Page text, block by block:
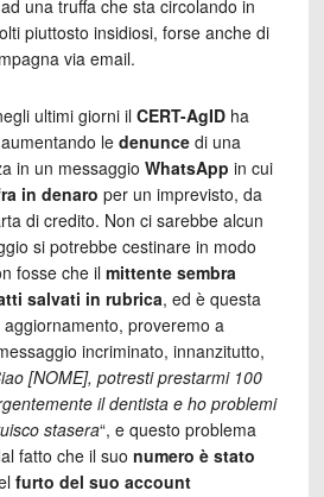
una truffa che sta circolando in
piuttosto insidiosi, forse anche di
via email.
ultimi giorni il CERT-AgIDha
ledenuncedi una
in un messaggio WhatsApp in cui
in denaro per un imprevisto, da
di credito. Non ci sarebbe alcun
si potrebbe cestinare in modo
fosse che il mittente sembra
salvati in rubrica, ed è questa
aggiornamento, proveremo a
incriminato, innanzitutto,
[NOME], potresti prestarmi 100
il dentista e ho problemi
stasera“, e questo problema
fatto che il suo numero è stato
furto del suo account